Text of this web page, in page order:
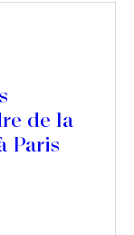
de la
Paris